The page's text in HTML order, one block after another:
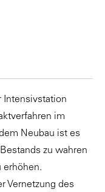
Intensivstation
im
Neubau ist es
zu wahren
erhöhen.
Vernetzung des